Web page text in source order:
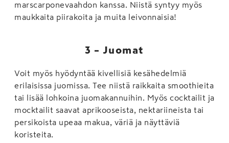
marscarponevaahdon kanssa. Niistä syntyy myös
maukkaita piirakoita ja muita leivonnaisia!
3 – Juomat
Voit myös hyödyntää kivellisiä kesähedelmiä
erilaisissa juomissa. Tee niistä raikkaita smoothieita
tai lisää lohkoina juomakannuihin. Myös cocktailit ja
mocktailit saavat aprikooseista, nektariineista tai
persikoista upeaa makua, väriä ja näyttäviä
koristeita.